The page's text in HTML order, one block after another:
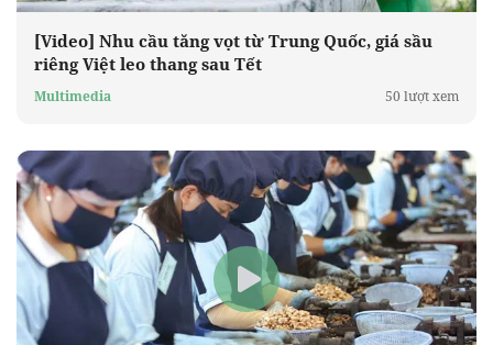
[Video] Nhu cầu tăng vọt từ Trung Quốc, giá sầu
riêng Việt leo thang sau Tết
Multimedia 50 lượt xem